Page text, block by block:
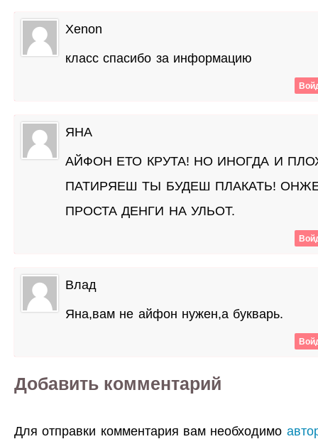
Xenon
класс спасибо за информацию
ЯНА
АЙФОН ЕТО КРУТА! НО ИНОГДА И
ПАТИРЯЕШ ТЫ БУДЕШ ПЛАКАТЬ!
ПРОСТА ДЕНГИ НА УЛЬОТ.
Влад
Яна,вам не айфон нужен,а букварь.
Добавить комментарий
Для отправки комментария вам необходимо